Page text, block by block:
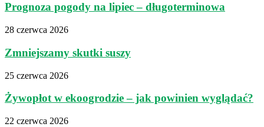
Prognoza pogody na lipiec – długoterminowa
28 czerwca 2026
Zmniejszamy skutki suszy
25 czerwca 2026
Żywopłot w ekoogrodzie – jak powinien wyglądać?
22 czerwca 2026